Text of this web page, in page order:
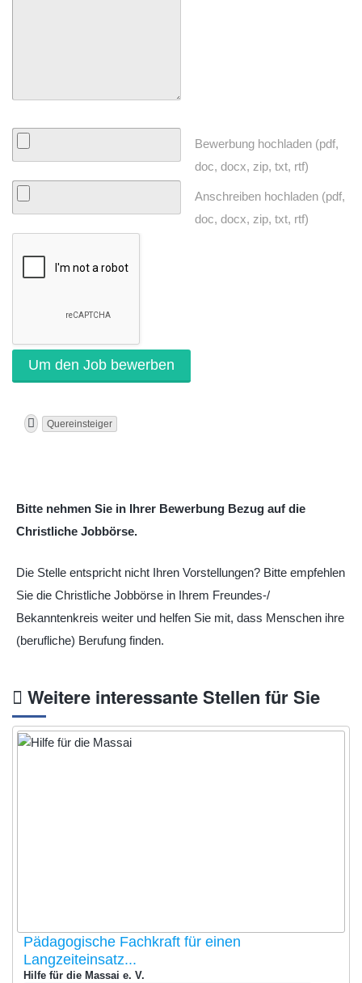
Bewerbung hochladen (pdf,
doc, docx, zip, txt, rtf)
Anschreiben hochladen (pdf,
doc, docx, zip, txt, rtf)
Quereinsteiger
Bitte nehmen Sie in Ihrer Bewerbung Bezug auf die
Christliche Jobbörse.
Die Stelle entspricht nicht Ihren Vorstellungen? Bitte empfehlen
Sie die Christliche Jobbörse in Ihrem Freundes-/
Bekanntenkreis weiter und helfen Sie mit, dass Menschen ihre
(berufliche) Berufung finden.
Weitere interessante Stellen für Sie
Pädagogische Fachkraft für einen
Langzeiteinsatz...
Hilfe für die Massai e. V.